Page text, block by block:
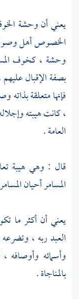
يعني أن وحشة
الخصوص أهل
وحشة ، كخوف
بصفة الإقبال
فإنها متعلقة
، كانت هيبته
العامة .
قال : وهي هيبة
المسامر أحيان
يعني أن أكثر ما
العبد ربه ، وتضرعه
وأسمائه وأوصافه
بالمناجاة .